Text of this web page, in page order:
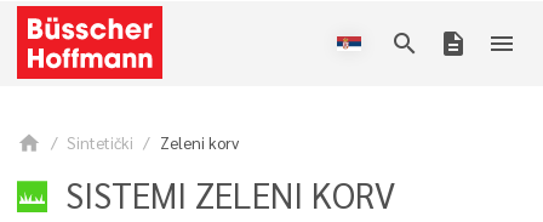
search description menu
home Sintetički Zeleni korv
SISTEMI ZELENI KORV